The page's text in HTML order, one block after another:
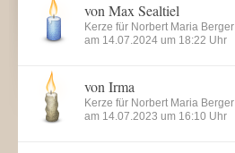
von Max Sealtiel
Kerze für Norbert Maria Berger
am 14.07.2024 um 18:22 Uhr
von Irma
Kerze für Norbert Maria Berger
am 14.07.2023 um 16:10 Uhr